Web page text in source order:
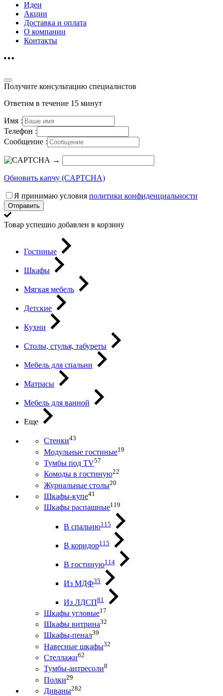
Идеи
Акции
Доставка и оплата
О компании
Контакты
Получите консультацию специалистов
Ответим в течение 15 минут
Имя :
Телефон :
Сообщение :
→
Обновить капчу (CAPTCHA)
Я принимаю условия политики конфиденциальности
Отправить
Товар успешно добавлен в корзину
Гостиные
Шкафы
Мягкая мебель
Детские
Кухни
Столы, стулья, табуреты
Мебель для спальни
Матрасы
Мебель для ванной
Еще
Стенки43
Модульные гостиные19
Тумбы под ТV57
Комоды в гостиную22
Журнальные столы20
Шкафы-купе41
Шкафы распашные119
В спальню115
В коридор115
В гостиную114
Из МДФ35
Из ЛДСП81
Шкафы угловые17
Шкафы витрина32
Шкафы-пенал39
Навесные шкафы32
Стеллажи62
Тумбы-антресоли8
Полки29
Диваны282